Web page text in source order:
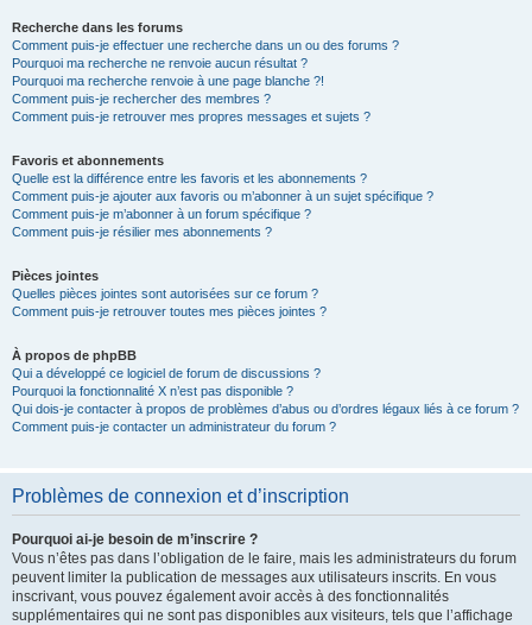
Recherche dans les forums
Comment puis-je effectuer une recherche dans un ou des forums ?
Pourquoi ma recherche ne renvoie aucun résultat ?
Pourquoi ma recherche renvoie à une page blanche ?!
Comment puis-je rechercher des membres ?
Comment puis-je retrouver mes propres messages et sujets ?
Favoris et abonnements
Quelle est la différence entre les favoris et les abonnements ?
Comment puis-je ajouter aux favoris ou m’abonner à un sujet spécifique ?
Comment puis-je m’abonner à un forum spécifique ?
Comment puis-je résilier mes abonnements ?
Pièces jointes
Quelles pièces jointes sont autorisées sur ce forum ?
Comment puis-je retrouver toutes mes pièces jointes ?
À propos de phpBB
Qui a développé ce logiciel de forum de discussions ?
Pourquoi la fonctionnalité X n’est pas disponible ?
Qui dois-je contacter à propos de problèmes d’abus ou d’ordres légaux liés à ce forum ?
Comment puis-je contacter un administrateur du forum ?
Problèmes de connexion et d’inscription
Pourquoi ai-je besoin de m’inscrire ?
Vous n’êtes pas dans l’obligation de le faire, mais les administrateurs du forum
peuvent limiter la publication de messages aux utilisateurs inscrits. En vous
inscrivant, vous pouvez également avoir accès à des fonctionnalités
supplémentaires qui ne sont pas disponibles aux visiteurs, tels que l’affichage